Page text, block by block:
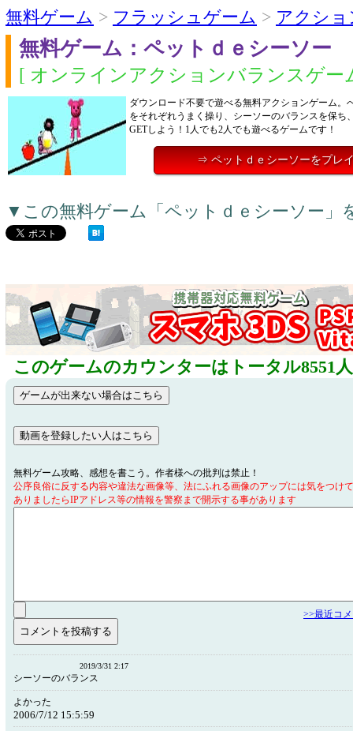
無料ゲーム > フラッシュゲーム > アクショ
無料ゲーム：ペットｄｅシーソー
[ オンラインアクションバランスゲー
ダウンロード不要で遊べる無料アクションゲーム。
をそれぞれうまく操り、シーソーのバランスを保ち
GETしよう！1人でも2人でも遊べるゲームです！
⇒ ペットｄｅシーソーをプレ
▼この無料ゲーム「ペットｄｅシーソー」
このゲームのカウンターはトータル8551
無料ゲーム攻略、感想を書こう。作者様への批判は禁止！
公序良俗に反する内容や違法な画像等、法にふれる画像のアップには気をつけ
ありましたらIPアドレス等の情報を警察まで開示する事があります
>>最近コ
2019/3/31 2:17
シーソーのバランス
よかった
2006/7/12 15:5:59